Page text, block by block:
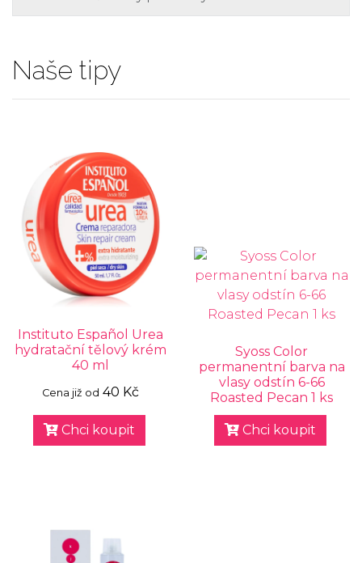
Naše tipy
Instituto Español Urea
hydratační tělový krém
40 ml
Cena již od 40 Kč
Chci koupit
Syoss Color
permanentní barva na
vlasy odstín 6-66
Roasted Pecan 1 ks
Chci koupit